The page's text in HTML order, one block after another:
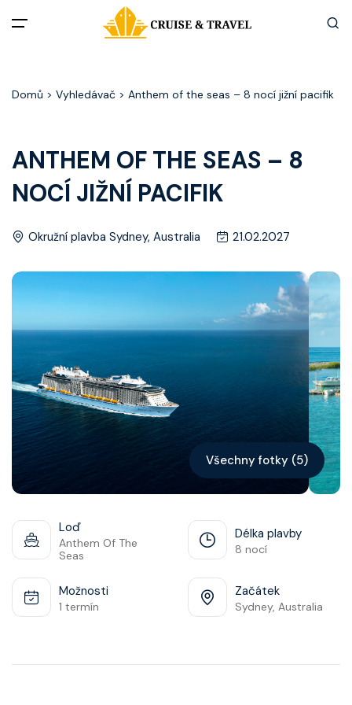
Akční nabídky
Destinace
Zážitky z plaveb
Užitečné informace
Často kladené otázky
Články
Kontakt
Vyhledat plavbu
Domů > Vyhledávač > Anthem of the seas – 8 nocí jižní pacifik
ANTHEM OF THE SEAS – 8
NOCÍ JIŽNÍ PACIFIK
Okružní plavba Sydney, Australia 21.02.2027
Všechny fotky (5)
Loď
Anthem Of The
Seas
Délka plavby
8 nocí
Možnosti
1 termín
Začátek
Sydney, Australia